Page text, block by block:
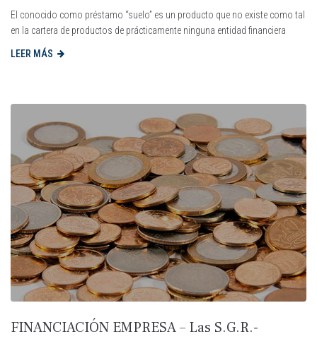
El conocido como préstamo “suelo” es un producto que no existe como tal
en la cartera de productos de prácticamente ninguna entidad financiera
LEER MÁS
FINANCIACIÓN EMPRESA – Las S.G.R.-